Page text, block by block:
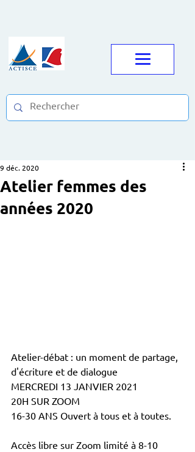
Atelier femmes des
années 2020
9 déc. 2020
Atelier-débat : un moment de partage,
d'écriture et de dialogue
MERCREDI 13 JANVIER 2021
20H SUR ZOOM
16-30 ANS Ouvert à tous et à toutes.
Accès libre sur Zoom limité à 8-10